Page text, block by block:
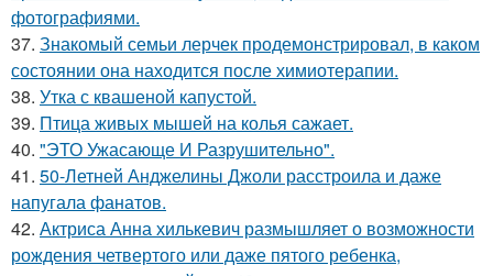
фотографиями.
37. Знакомый семьи лерчек продемонстрировал, в каком
состоянии она находится после химиотерапии.
38. Утка с квашеной капустой.
39. Птица живых мышей на колья сажает.
40. "ЭТО Ужасающе И Разрушительно".
41. 50-Летней Анджелины Джоли расстроила и даже
напугала фанатов.
42. Актриса Анна хилькевич размышляет о возможности
рождения четвертого или даже пятого ребенка,